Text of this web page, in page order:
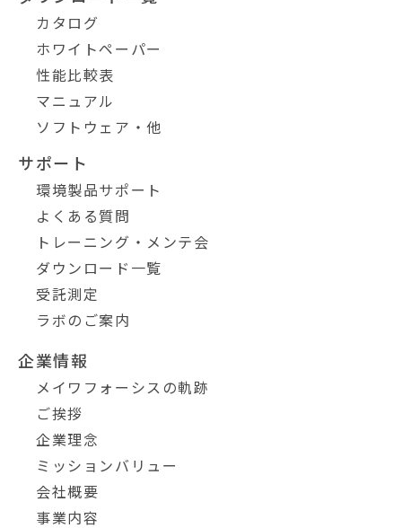
カタログ
ホワイトペーパー
性能比較表
マニュアル
ソフトウェア・他
サポート
環境製品サポート
よくある質問
トレーニング・メンテ会
ダウンロード一覧
受託測定
ラボのご案内
企業情報
メイワフォーシスの軌跡
ご挨拶
企業理念
ミッションバリュー
会社概要
事業内容